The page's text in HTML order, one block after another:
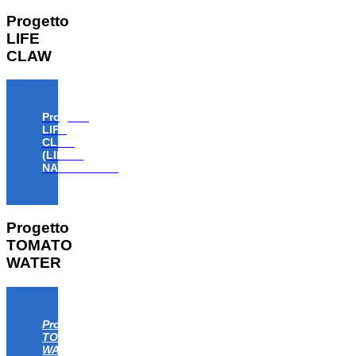
Progetto
LIFE
CLAW
Progetto
LIFE
CLAW
(LIFE18
NAT/IT/000806)
Progetto
TOMATO
WATER
Progetto
TOMATO
WATER